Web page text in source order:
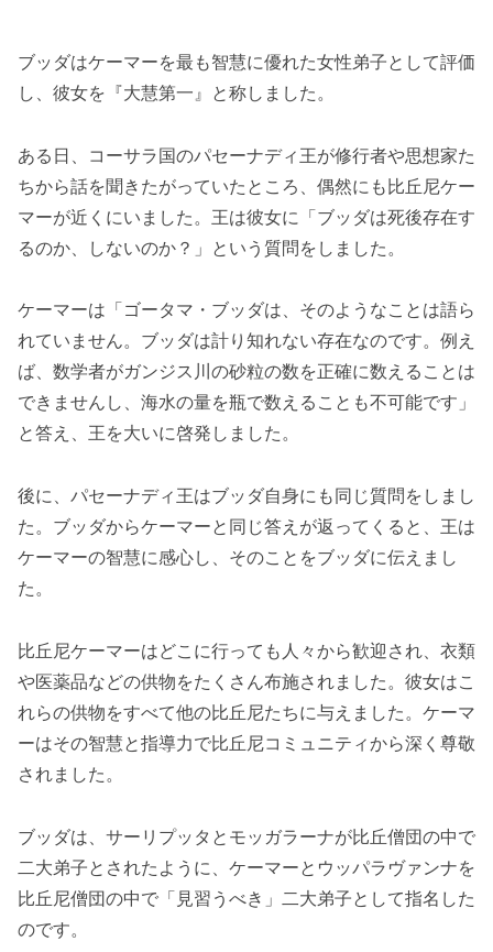
ブッダはケーマーを最も智慧に優れた女性弟子として評価
し、彼女を『大慧第一』と称しました。
ある日、コーサラ国のパセーナディ王が修行者や思想家た
ちから話を聞きたがっていたところ、偶然にも比丘尼ケー
マーが近くにいました。王は彼女に「ブッダは死後存在す
るのか、しないのか？」という質問をしました。
ケーマーは「ゴータマ・ブッダは、そのようなことは語ら
れていません。ブッダは計り知れない存在なのです。例え
ば、数学者がガンジス川の砂粒の数を正確に数えることは
できませんし、海水の量を瓶で数えることも不可能です」
と答え、王を大いに啓発しました。
後に、パセーナディ王はブッダ自身にも同じ質問をしまし
た。ブッダからケーマーと同じ答えが返ってくると、王は
ケーマーの智慧に感心し、そのことをブッダに伝えまし
た。
比丘尼ケーマーはどこに行っても人々から歓迎され、衣類
や医薬品などの供物をたくさん布施されました。彼女はこ
れらの供物をすべて他の比丘尼たちに与えました。ケーマ
ーはその智慧と指導力で比丘尼コミュニティから深く尊敬
されました。
ブッダは、サーリプッタとモッガラーナが比丘僧団の中で
二大弟子とされたように、ケーマーとウッパラヴァンナを
比丘尼僧団の中で「見習うべき」二大弟子として指名した
のです。